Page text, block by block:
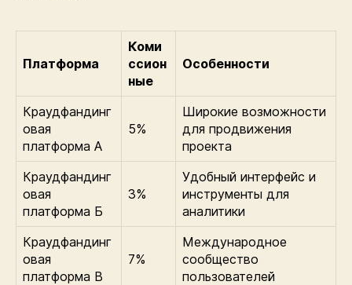
Платформа
Коми
ссион
ные
Особенности
Краудфандинг
овая
платформа А
5%
Широкие возможности
для продвижения
проекта
Краудфандинг
овая
платформа Б
3%
Удобный интерфейс и
инструменты для
аналитики
Краудфандинг
овая
платформа В
7%
Международное
сообщество
пользователей